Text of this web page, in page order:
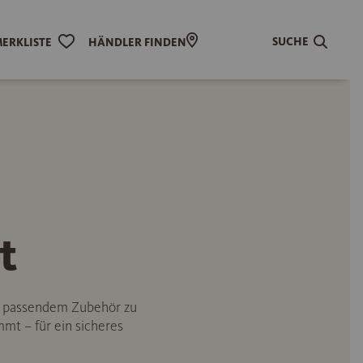
HÄNDLER FINDEN SUCHE
Zubehör zu
– für ein sicheres